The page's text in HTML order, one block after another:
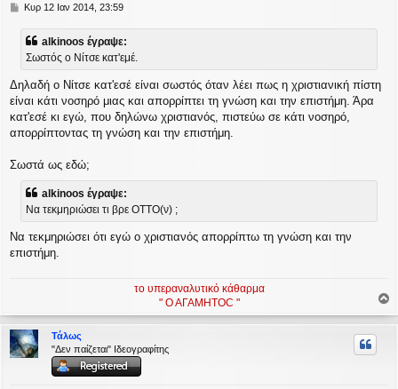
Δ
μ
σ
ε
υ
σ
Κυρ 12 Ιαν 2014, 23:59
alkinoos έγραψε:
Σωστός ο Νίτσε κατ'εμέ.
Δηλαδή ο Νίτσε κατ'εσέ είναι σωστός όταν λέει πως η χριστιανική πίστη
είναι κάτι νοσηρό μιας και απορρίπτει τη γνώση και την επιστήμη. Άρα
κατ'εσέ κι εγώ, που δηλώνω χριστιανός, πιστεύω σε κάτι νοσηρό,
απορρίπτοντας τη γνώση και την επιστήμη.
Σωστά ως εδώ;
alkinoos έγραψε:
Να τεκμηριώσει τι βρε ΟΤΤΟ(ν) ;
Να τεκμηριώσει ότι εγώ ο χριστιανός απορρίπτω τη γνώση και την
επιστήμη.
το υπεραναλυτικό κάθαρμα
" Ο ΑΓΑΜΗΤΟC "
ρ
Τάλως
"Δεν παίζεται" Ιδεογραφίτης